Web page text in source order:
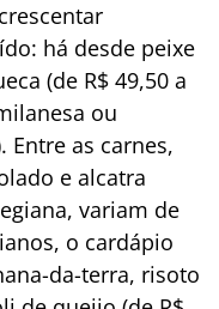
há desde peixe
(de R$ 49,50 a
ou
Entre as carnes,
e alcatra
variam de
o cardápio
da-terra, risoto